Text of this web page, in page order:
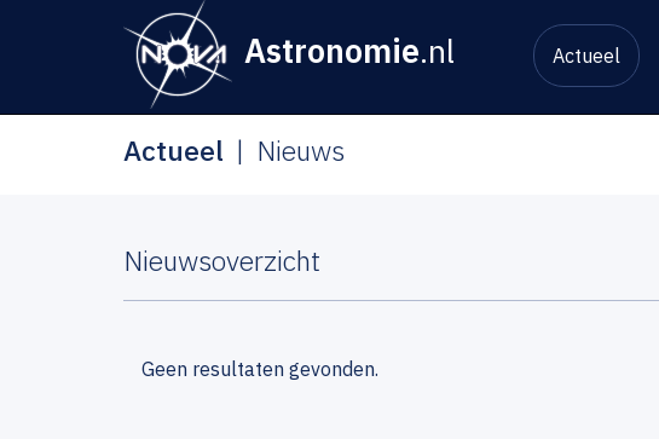
Astronomie.nl Actueel
Actueel Nieuws
Nieuwsoverzicht
Geen resultaten gevonden.